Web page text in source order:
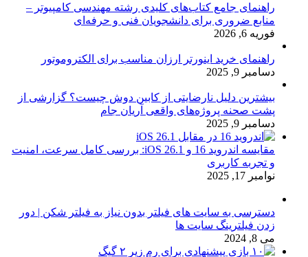
راهنمای جامع کتاب‌های کلیدی رشته مهندسی کامپیوتر –
منابع ضروری برای دانشجویان فنی و حرفه‌ای
فوریه 6, 2026
راهنمای خرید اینورتر ارزان مناسب برای الکتروموتور
دسامبر 9, 2025
بیشترین دلیل نارضایتی از کابین دوش چیست؟ گزارشی از
پشت صحنه پروژه‌های واقعی آریان جام
دسامبر 9, 2025
مقایسه اندروید 16 و iOS 26.1: بررسی کامل سرعت، امنیت
و تجربه کاربری
نوامبر 17, 2025
دسترسی به سایت های فیلتر بدون نیاز به فیلتر شکن | دور
زدن فیلترینگ سایت ها
می 8, 2024